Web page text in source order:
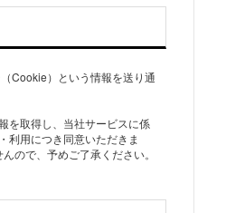
Cookie）という情報を送り通
を取得し、当社サービスに係
利用につき同意いただきま
ので、予めご了承ください。